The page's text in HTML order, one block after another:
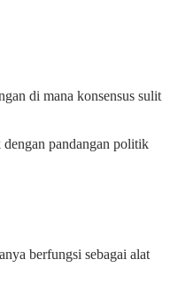
di mana konsensus sulit
pandangan politik
berfungsi sebagai alat